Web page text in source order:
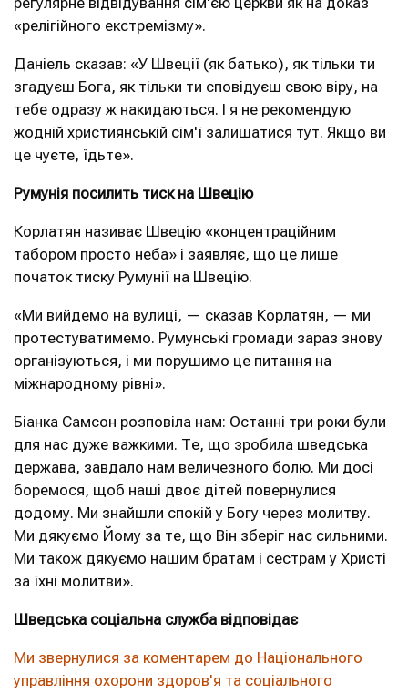
«релігійного екстремізму».
Даніель сказав: «У Швеції (як батько), як тільки ти
згадуєш Бога, як тільки ти сповідуєш свою віру, на
тебе одразу ж накидаються. І я не рекомендую
жодній християнській сім'ї залишатися тут. Якщо ви
це чуєте, їдьте».
Румунія посилить тиск на Швецію
Корлатян називає Швецію «концентраційним
табором просто неба» і заявляє, що це лише
початок тиску Румунії на Швецію.
«Ми вийдемо на вулиці, — сказав Корлатян, — ми
протестуватимемо. Румунські громади зараз знову
організуються, і ми порушимо це питання на
міжнародному рівні».
Біанка Самсон розповіла нам: Останні три роки були
для нас дуже важкими. Те, що зробила шведська
держава, завдало нам величезного болю. Ми досі
боремося, щоб наші двоє дітей повернулися
додому. Ми знайшли спокій у Богу через молитву.
Ми дякуємо Йому за те, що Він зберіг нас сильними.
Ми також дякуємо нашим братам і сестрам у Христі
за їхні молитви».
Шведська соціальна служба відповідає
Ми звернулися за коментарем до Національного
управління охорони здоров'я та соціального